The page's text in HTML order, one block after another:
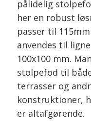
pålidelig
her en robust
passer til
anvendes til
100x100 mm.
stolpefod til
terrasser og
konstruktioner,
er altafgørende.